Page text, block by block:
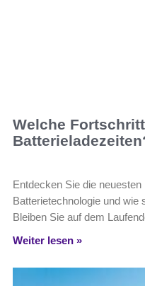
Welche
Entdecken Sie die
Batterietechnologie und wie
Bleiben Sie auf dem
Weiter lesen »